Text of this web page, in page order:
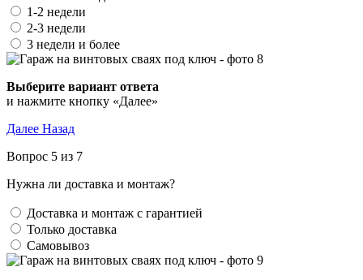
1-2 недели
2-3 недели
3 недели и более
Выберите вариант ответа
и нажмите кнопку «Далее»
Далее Назад
Вопрос 5 из 7
Нужна ли доставка и монтаж?
Доставка и монтаж с гарантией
Только доставка
Самовывоз